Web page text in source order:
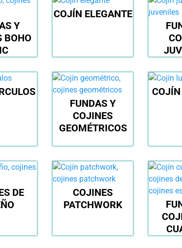
Y
BOHO
COJÍN ELEGANTE
FUNDAS Y
COJINES
GEOMÉTRICOS
DE
COJINES
PATCHWORK